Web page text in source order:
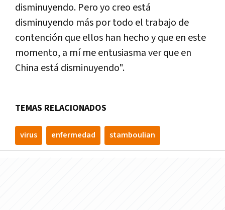
disminuyendo. Pero yo creo está
disminuyendo más por todo el trabajo de
contención que ellos han hecho y que en este
momento, a mí me entusiasma ver que en
China está disminuyendo".
TEMAS RELACIONADOS
virus enfermedad stamboulian